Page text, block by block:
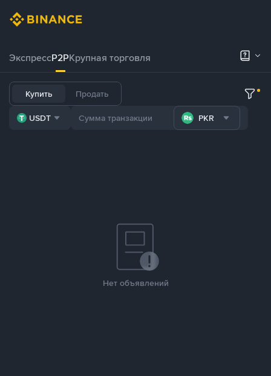
ЭкспрессP2PКрупная торговля
Купить Продать
USDT PKR
Нет объявлений